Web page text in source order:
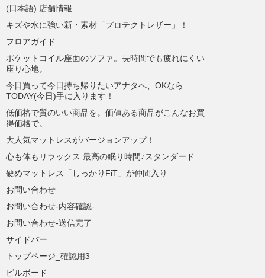
(日本語) 店舗情報
キズや水に強い新・素材「プロテクトレザー」！
フロアガイド
ポケットコイル座面のソファ。長時間でも疲れにくい
座り心地。
今日買って今日持ち帰りたいアナタへ、OKなら
TODAY(今日)手に入ります！
低価格で質のいい商品を。価値ある商品がこんなお買
得価格で。
大人気マットレスがバージョンアップ！
心も体もリラックス 最高の眠り時間♪スタンダード
硬めマットレス「しっかりFiT」が仲間入り
お問い合わせ
お問い合わせ-内容確認-
お問い合わせ-送信完了
サイドバー
トップページ_確認用3
ビルボード